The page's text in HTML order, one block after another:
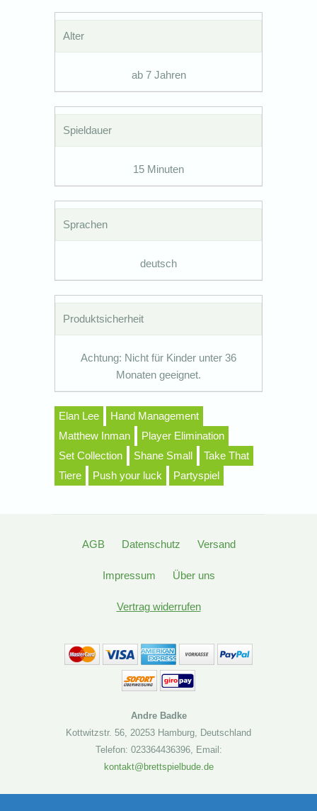
Alter
ab 7 Jahren
Spieldauer
15 Minuten
Sprachen
deutsch
Produktsicherheit
Achtung: Nicht für Kinder unter 36
Monaten geeignet.
Elan Lee
Hand Management
Matthew Inman
Player Elimination
Set Collection
Shane Small
Take That
Tiere
Push your luck Partyspiel
AGB Datenschutz Versand
Impressum Über uns
Vertrag widerrufen
Andre Badke
Kottwitzstr. 56 20253 Hamburg Deutschland
Telefon: 023364436396, Email:
kontakt@brettspielbude.de